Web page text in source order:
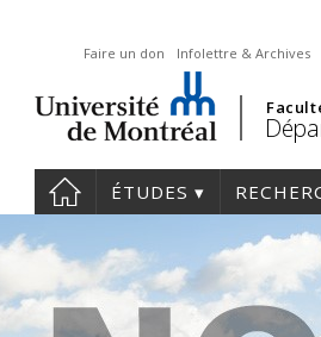
Faire un don Infolettre & Archives
ÉTUDES